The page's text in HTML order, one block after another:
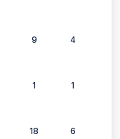
9 4
1 1
18 6